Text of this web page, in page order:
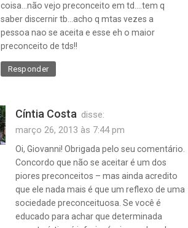
coisa…não vejo preconceito em td….tem q
saber discernir tb…acho q mtas vezes a
pessoa nao se aceita e esse eh o maior
preconceito de tds!!
Responder
Cíntia Costa disse:
março 26, 2013 às 7:44 pm
Oi, Giovanni! Obrigada pelo seu comentário.
Concordo que não se aceitar é um dos
piores preconceitos – mas ainda acredito
que ele nada mais é que um reflexo de uma
sociedade preconceituosa. Se você é
educado para achar que determinada